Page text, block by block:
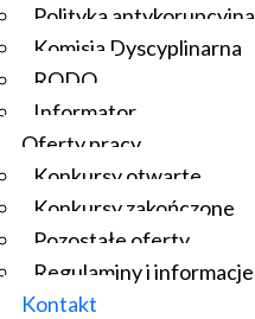
Polityka antykorupcyjna
Komisja Dyscyplinarna
RODO
Informator
Oferty pracy
Konkursy otwarte
Konkursy zakończone
Pozostałe oferty
Regulaminy i informacje
Kontakt